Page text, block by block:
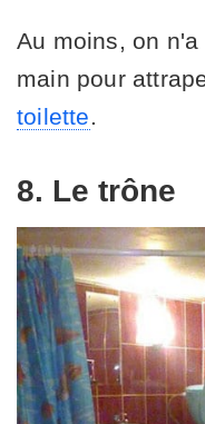
Au moins, on
main pour
toilette.
8. Le trône